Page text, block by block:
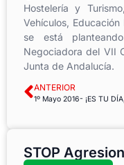
Hostelería y
Vehículos,
se está
Negociadora del VII
Junta de Andalucía.
ANTERIOR
STOP